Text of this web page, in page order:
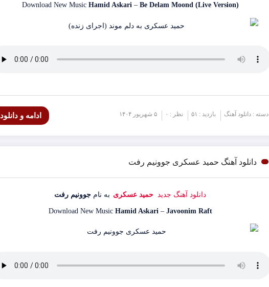
Download New MusicHamid Askari –Be Delam Moond (Live Version)
دسته : دانلود آهنگ بازدید : ۵۱ نظر : ۰ ۵ شهریور ۱۴۰۴ ادامه و دانلود
دانلود آهنگ حمید عسکری جوونیم رفت
دانلود آهنگ جدید حمید عسکری به نامجوونیم رفت
Download New MusicHamid Askari –Javoonim Raft